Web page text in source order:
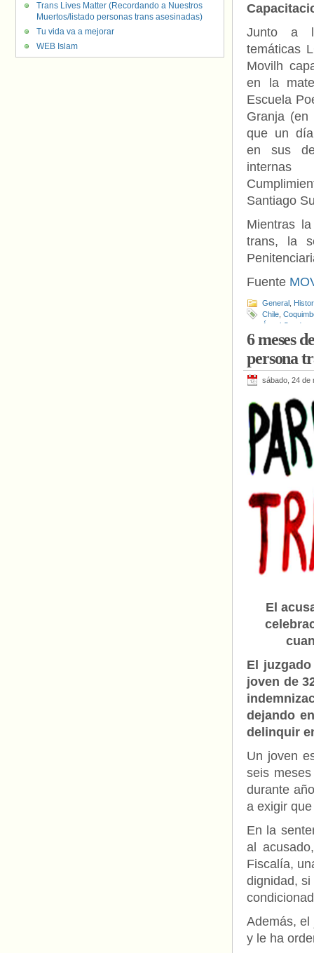
Junto a
temáticas
Movilh
en la
Escuela
Granja (en
que un
en sus
Santiago
Mientras
trans, la
Fuente
General
Chile
Ángel Cuadros
6 meses
persona
sábado, 24 de
El
El
joven de
dejando
delinquir
Un joven
seis
durante
a exigir
En la
al
Fiscalía,
dignidad,
Además, el
y le ha
Trans Lives Matter (Recordando a Nuestros
Muertos/listado personas trans asesinadas)
Tu vida va a mejorar
WEB Islam